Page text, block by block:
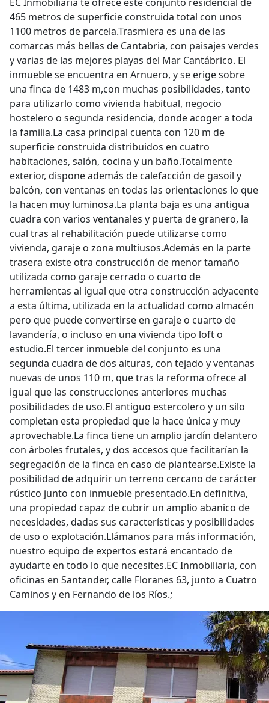
465 metros de superficie construida total con unos
1100 metros de parcela.Trasmiera es una de las
comarcas más bellas de Cantabria, con paisajes verdes
y varias de las mejores playas del Mar Cantábrico. El
inmueble se encuentra en Arnuero, y se erige sobre
una finca de 1483 m,con muchas posibilidades, tanto
para utilizarlo como vivienda habitual, negocio
hostelero o segunda residencia, donde acoger a toda
la familia.La casa principal cuenta con 120 m de
superficie construida distribuidos en cuatro
habitaciones, salón, cocina y un baño.Totalmente
exterior, dispone además de calefacción de gasoil y
balcón, con ventanas en todas las orientaciones lo que
la hacen muy luminosa.La planta baja es una antigua
cuadra con varios ventanales y puerta de granero, la
cual tras al rehabilitación puede utilizarse como
vivienda, garaje o zona multiusos.Además en la parte
trasera existe otra construcción de menor tamaño
utilizada como garaje cerrado o cuarto de
herramientas al igual que otra construcción adyacente
a esta última, utilizada en la actualidad como almacén
pero que puede convertirse en garaje o cuarto de
lavandería, o incluso en una vivienda tipo loft o
estudio.El tercer inmueble del conjunto es una
segunda cuadra de dos alturas, con tejado y ventanas
nuevas de unos 110 m, que tras la reforma ofrece al
igual que las construcciones anteriores muchas
posibilidades de uso.El antiguo estercolero y un silo
completan esta propiedad que la hace única y muy
aprovechable.La finca tiene un amplio jardín delantero
con árboles frutales, y dos accesos que facilitarían la
segregación de la finca en caso de plantearse.Existe la
posibilidad de adquirir un terreno cercano de carácter
rústico junto con inmueble presentado.En definitiva,
una propiedad capaz de cubrir un amplio abanico de
necesidades, dadas sus características y posibilidades
de uso o explotación.Llámanos para más información,
nuestro equipo de expertos estará encantado de
ayudarte en todo lo que necesites.EC Inmobiliaria, con
oficinas en Santander, calle Floranes 63, junto a Cuatro
Caminos y en Fernando de los Ríos.;